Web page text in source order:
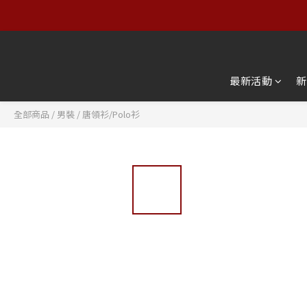
最新活動
全部商品 / 男裝 / 唐領衫/Polo衫